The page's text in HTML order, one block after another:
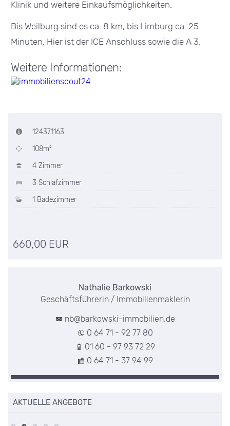
Klinik und weitere Einkaufsmöglichkeiten.
Bis Weilburg sind es ca. 8 km, bis Limburg ca. 25
Minuten. Hier ist der ICE Anschluss sowie die A 3.
Weitere Informationen:
124371163
108m²
4 Zimmer
3 Schlafzimmer
1 Badezimmer
660,00 EUR
Nathalie Barkowski
Geschäftsführerin / Immobilienmaklerin
nb@barkowski-immobilien.de
0 64 71 - 92 77 80
01 60 - 97 93 72 29
0 64 71 - 37 94 99
AKTUELLE ANGEBOTE